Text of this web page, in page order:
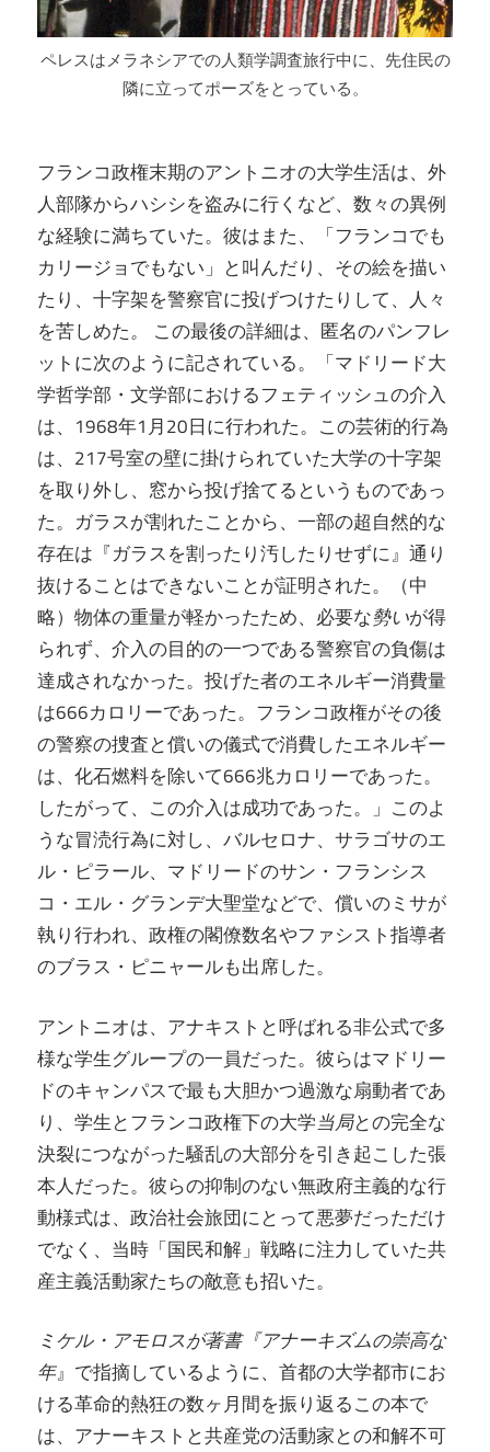
ペレスはメラネシアでの人類学調査旅行中に、先住民の
隣に立ってポーズをとっている。
フランコ政権末期のアントニオの大学生活は、外
人部隊からハシシを盗みに行くなど、数々の異例
な経験に満ちていた。彼はまた、「フランコでも
カリージョでもない」と叫んだり、その絵を描い
たり、十字架を警察官に投げつけたりして、人々
を苦しめた。 この最後の詳細は、匿名のパンフレ
ットに次のように記されている。「マドリード大
学哲学部・文学部におけるフェティッシュの介入
は、1968年1月20日に行われた。この芸術的行為
は、217号室の壁に掛けられていた大学の十字架
を取り外し、窓から投げ捨てるというものであっ
た。ガラスが割れたことから、一部の超自然的な
存在は『ガラスを割ったり汚したりせずに』通り
抜けることはできないことが証明された。（中
略）物体の重量が軽かったため、必要な勢いが得
られず、介入の目的の一つである警察官の負傷は
達成されなかった。投げた者のエネルギー消費量
は666カロリーであった。フランコ政権がその後
の警察の捜査と償いの儀式で消費したエネルギー
は、化石燃料を除いて666兆カロリーであった。
したがって、この介入は成功であった。」このよ
うな冒涜行為に対し、バルセロナ、サラゴサのエ
ル・ピラール、マドリードのサン・フランシス
コ・エル・グランデ大聖堂などで、償いのミサが
執り行われ、政権の閣僚数名やファシスト指導者
のブラス・ピニャールも出席した。
アントニオは、アナキストと呼ばれる非公式で多
様な学生グループの一員だった。彼らはマドリー
ドのキャンパスで最も大胆かつ過激な扇動者であ
り、学生とフランコ政権下の大学当局との完全な
決裂につながった騒乱の大部分を引き起こした張
本人だった。彼らの抑制のない無政府主義的な行
動様式は、政治社会旅団にとって悪夢だっただけ
でなく、当時「国民和解」戦略に注力していた共
産主義活動家たちの敵意も招いた。
ミケル・アモロスが著書『アナーキズムの崇高な
年』で指摘しているように、首都の大学都市にお
ける革命的熱狂の数ヶ月間を振り返るこの本で
は、アナーキストと共産党の活動家との和解不可